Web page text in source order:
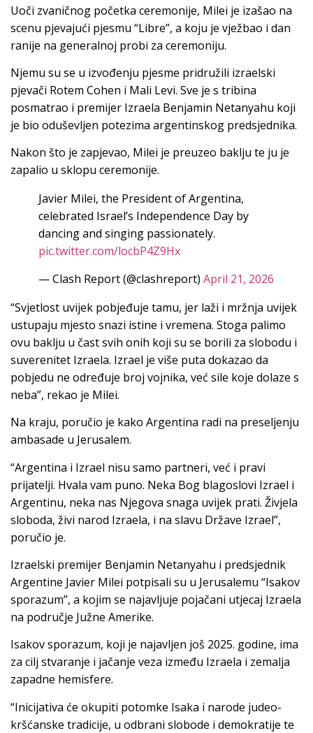
Uoči zvaničnog početka ceremonije, Milei je izašao na
scenu pjevajući pjesmu “Libre”, a koju je vježbao i dan
ranije na generalnoj probi za ceremoniju.
Njemu su se u izvođenju pjesme pridružili izraelski
pjevači Rotem Cohen i Mali Levi. Sve je s tribina
posmatrao i premijer Izraela Benjamin Netanyahu koji
je bio oduševljen potezima argentinskog predsjednika.
Nakon što je zapjevao, Milei je preuzeo baklju te ju je
zapalio u sklopu ceremonije.
Javier Milei, the President of Argentina,
celebrated Israel’s Independence Day by
dancing and singing passionately.
pic.twitter.com/locbP4Z9Hx
— Clash Report (@clashreport) April 21, 2026
“Svjetlost uvijek pobjeđuje tamu, jer laži i mržnja uvijek
ustupaju mjesto snazi ​​istine i vremena. Stoga palimo
ovu baklju u čast svih onih koji su se borili za slobodu i
suverenitet Izraela. Izrael je više puta dokazao da
pobjedu ne određuje broj vojnika, već sile koje dolaze s
neba”, rekao je Milei.
Na kraju, poručio je kako Argentina radi na preseljenju
ambasade u Jerusalem.
“Argentina i Izrael nisu samo partneri, već i pravi
prijatelji. Hvala vam puno. Neka Bog blagoslovi Izrael i
Argentinu, neka nas Njegova snaga uvijek prati. Živjela
sloboda, živi narod Izraela, i na slavu Države Izrael”,
poručio je.
Izraelski premijer Benjamin Netanyahu i predsjednik
Argentine Javier Milei potpisali su u Jerusalemu “Isakov
sporazum”, a kojim se najavljuje pojačani utjecaj Izraela
na područje Južne Amerike.
Isakov sporazum, koji je najavljen još 2025. godine, ima
za cilj stvaranje i jačanje veza između Izraela i zemalja
zapadne hemisfere.
“Inicijativa će okupiti potomke Isaka i narode judeo-
kršćanske tradicije, u odbrani slobode i demokratije te